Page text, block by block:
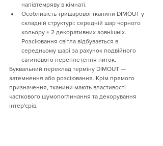
напівтемряву в кімнаті.
Особливість тришарової тканини DIMOUT у
складній структурі: середній шар чорного
кольору + 2 декоративних зовнішніх.
Розсіювання світла відбувається в
середньому шарі за рахунок подвійного
сатинового переплетення ниток.
Буквальний переклад терміну DIMOUT —
затемнення або розсіювання. Крім прямого
призначення, тканини мають властивості
часткового шумопоглинання та декорування
інтер'єрів.